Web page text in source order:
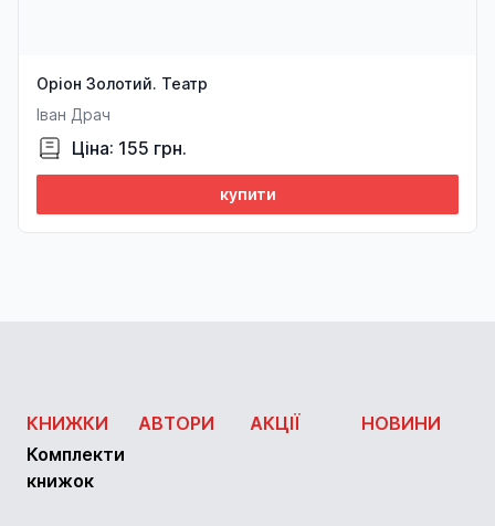
Оріон Золотий. Театр
Іван Драч
Ціна: 155 грн.
купити
КНИЖКИ
Комплекти
книжок
АВТОРИ АКЦІЇ НОВИНИ